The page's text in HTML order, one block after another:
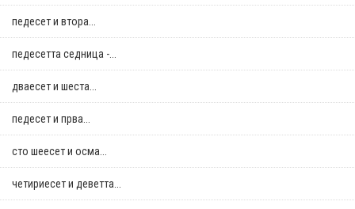
педесет и втора...
педесетта седница -...
дваесет и шеста...
педесет и прва...
сто шеесет и осма...
четириесет и деветта...